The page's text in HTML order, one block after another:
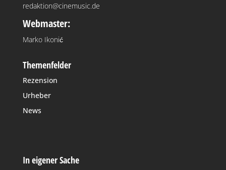
redaktion@cinemusic.de
Webmaster:
Marko Ikonić
Themenfelder
Rezension
Urheber
News
In eigener Sache